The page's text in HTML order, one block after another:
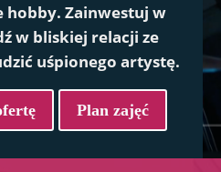
hobby. Zainwestuj w
w bliskiej relacji ze
uśpionego artystę.
Plan zajęć